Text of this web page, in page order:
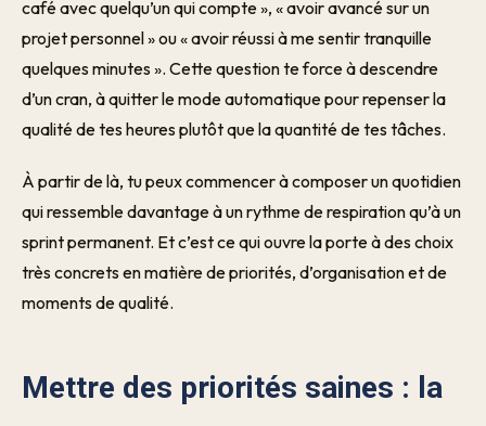
café avec quelqu’un qui compte », « avoir avancé sur un
projet personnel » ou « avoir réussi à me sentir tranquille
quelques minutes ». Cette question te force à descendre
d’un cran, à quitter le mode automatique pour repenser la
qualité de tes heures plutôt que la quantité de tes tâches.
À partir de là, tu peux commencer à composer un quotidien
qui ressemble davantage à un rythme de respiration qu’à un
sprint permanent. Et c’est ce qui ouvre la porte à des choix
très concrets en matière de priorités, d’organisation et de
moments de qualité.
Mettre des priorités saines : la